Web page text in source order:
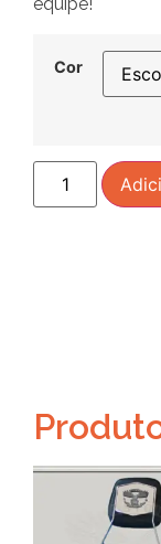
equipe!
Cor